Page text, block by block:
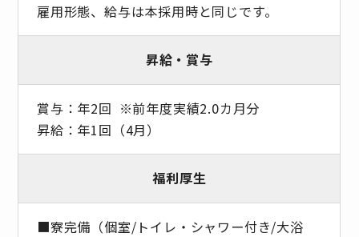
雇用形態、給与は本採用時と同じです。
昇給・賞与
賞与：年2回 ※前年度実績2.0カ月分
昇給：年1回（4月）
福利厚生
■寮完備（個室/トイレ・シャワー付き/大浴